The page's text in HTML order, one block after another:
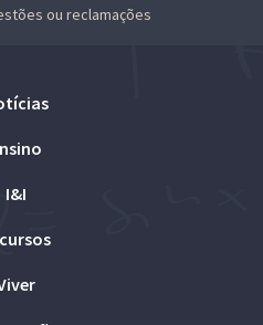
ou reclamações
I&I